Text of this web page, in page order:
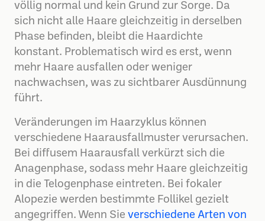
völlig normal und kein Grund zur Sorge. Da
sich nicht alle Haare gleichzeitig in derselben
Phase befinden, bleibt die Haardichte
konstant. Problematisch wird es erst, wenn
mehr Haare ausfallen oder weniger
nachwachsen, was zu sichtbarer Ausdünnung
führt.
Veränderungen im Haarzyklus können
verschiedene Haarausfallmuster verursachen.
Bei diffusem Haarausfall verkürzt sich die
Anagenphase, sodass mehr Haare gleichzeitig
in die Telogenphase eintreten. Bei fokaler
Alopezie werden bestimmte Follikel gezielt
angegriffen. Wenn Sie verschiedene Arten von